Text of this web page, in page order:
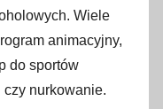
Wiele
animacyjny,
do sportów
nurkowanie.